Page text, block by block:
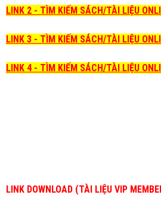
LINK 2 - TÌM KIẾM SÁCH/TÀI LIỆU
LINK 3 - TÌM KIẾM SÁCH/TÀI LIỆU
LINK 4 - TÌM KIẾM SÁCH/TÀI LIỆU
LINK DOWNLOAD (TÀI LIỆU VIP